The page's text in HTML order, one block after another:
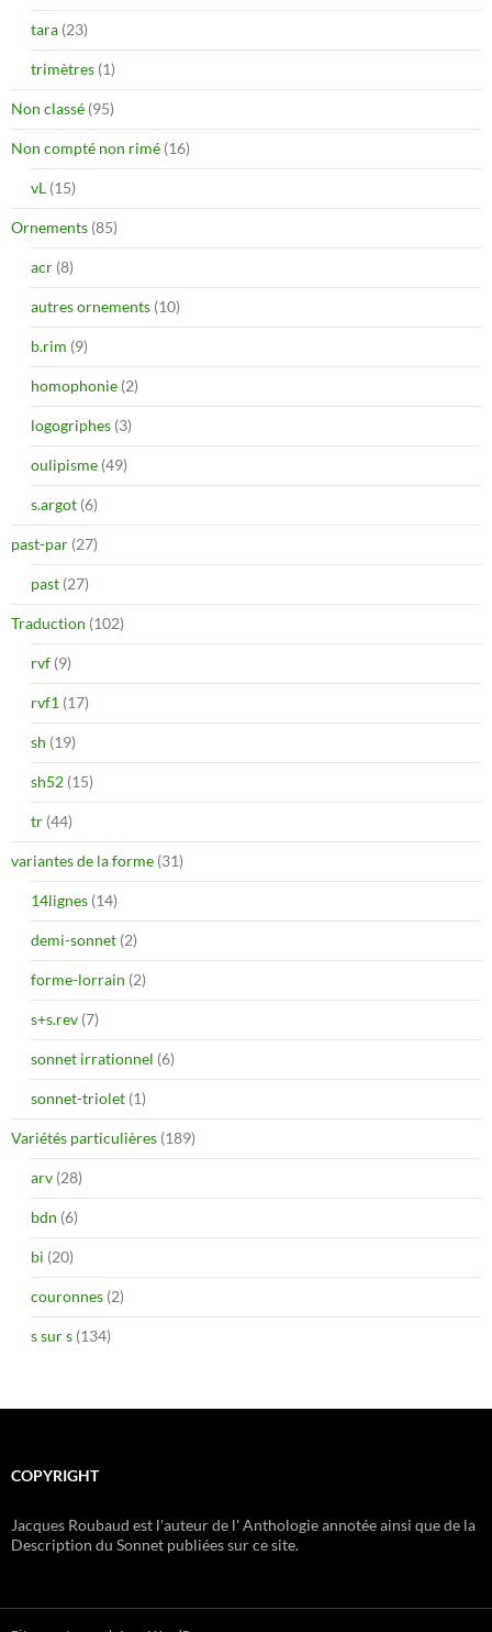
tara (23)
trimètres (1)
Non classé (95)
Non compté non rimé (16)
vL (15)
Ornements (85)
acr (8)
autres ornements (10)
b.rim (9)
homophonie (2)
logogriphes (3)
oulipisme (49)
s.argot (6)
past-par (27)
past (27)
Traduction (102)
rvf (9)
rvf1 (17)
sh (19)
sh52 (15)
tr (44)
variantes de la forme (31)
14lignes (14)
demi-sonnet (2)
forme-lorrain (2)
s+s.rev (7)
sonnet irrationnel (6)
sonnet-triolet (1)
Variétés particulières (189)
arv (28)
bdn (6)
bi (20)
couronnes (2)
s sur s (134)
COPYRIGHT
Jacques Roubaud est l'auteur de l' Anthologie annotée ainsi que de la
Description du Sonnet publiées sur ce site.